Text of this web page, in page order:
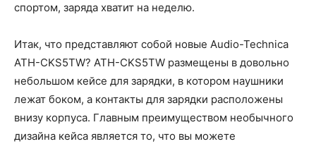
спортом, заряда хватит на неделю.
Итак, что представляют собой новые Audio-Technica
ATH-CKS5TW? ATH-CKS5TW размещены в довольно
небольшом кейсе для зарядки, в котором наушники
лежат боком, а контакты для зарядки расположены
внизу корпуса. Главным преимуществом необычного
дизайна кейса является то, что вы можете